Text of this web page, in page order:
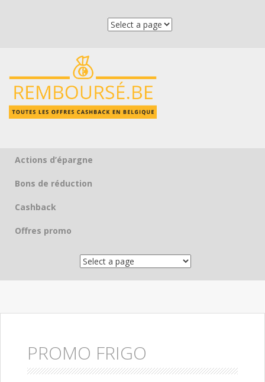
Skip to content
Actions d’épargne
Bons de réduction
Cashback
Offres promo
PROMO FRIGO